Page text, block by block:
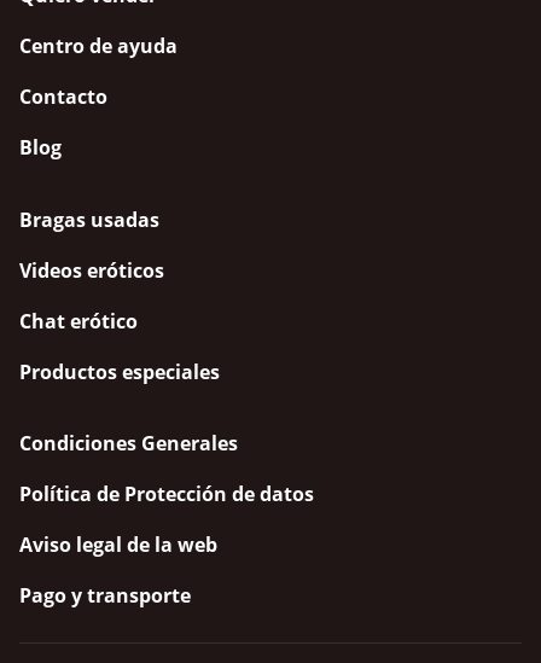
Centro de ayuda
Contacto
Blog
Bragas usadas
Videos eróticos
Chat erótico
Productos especiales
Condiciones Generales
Política de Protección de datos
Aviso legal de la web
Pago y transporte